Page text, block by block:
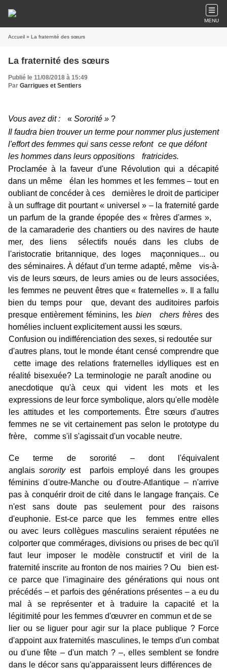
MENU
Accueil » La fraternité des sœurs
La fraternité des sœurs
Publié le 11/08/2018 à 15:49
Par Garrigues et Sentiers
Vous avez dit : « Sororité » ?
Il faudra bien trouver un terme pour nommer plus justement
l'effort des femmes qui sans cesse refont ce que défont
les hommes dans leurs oppositions fratricides.
Proclamée à la faveur d'une Révolution qui a décapité
dans un même élan les hommes et les femmes – tout en
oubliant de concéder à ces dernières le droit de participer
à un suffrage dit pourtant « universel » – la fraternité garde
un parfum de la grande épopée des « frères d'armes »,
de la camaraderie des chantiers ou des navires de haute
mer, des liens sélectifs noués dans les clubs de
l'aristocratie britannique,des loges maçonniques... ou
des séminaires. À défaut d'un terme adapté, même vis-à-
vis de leurs sœurs, de leurs amies ou de leurs associées,
les femmes ne peuvent êtres que « fraternelles ». Il a fallu
bien du temps pour que, devant des auditoires parfois
presque entièrement féminins, les bien chers frèresdes
homélies incluent explicitement aussi les sœurs.
Confusion ou indifférenciation des sexes, si redoutée sur
d'autres plans, tout le monde étant censé comprendre que
cette image des relations fraternelles idylliques est en
réalité bisexuée? La terminologie ne paraît anodine ou
anecdotique qu'à ceux qui vident les mots et les
expressions de leur force symbolique, alors qu'elle modèle
les attitudes et les comportements. Être sœurs d'autres
femmes ne se vit certainement pas selon le prototype du
frère, comme s'il s'agissait d'un vocable neutre.
Ce terme de sororité – dont l'équivalent
anglaissorority est
parfois employé dans les groupes
féminins d'outre-Manche ou d'outre-Atlantique – n'arrive
pas à conquérir droit de cité dans le langage français. Ce
n'est sans doute pas seulement pour des raisons
d'euphonie. Est-ce parce que les femmes entre elles
ou avec leurs collègues masculins seraient réputées ne
colporter que commérages, divisions ou prises de bec qu'il
faut leur imposer le modèle constructif et viril de la
fraternité inscrite au fronton de nos mairies ? Ou bien est-
ce parce que l 'imaginaire des générations qui nous ont
précédés – et parfois des générations présentes – a eu du
mal à se représenter et à traduire
la capacité et la
légitimité pour les femmes d'œuvrer en commun et de se
ier ou se liguer pour agirsur la place publique ? Force
d'appoint aux fraternités masculines, le temps d'un combat
ou d'une fête – d'un match ? –,elles semblent se fondre
dans le décor sans qu'apparaissent leurs différences de